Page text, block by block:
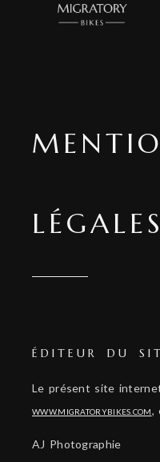
LÉGALES
ÉDITEUR DU
Le présent site
WWW.MIGRATORYBIKES.COM,
AJ Photographie